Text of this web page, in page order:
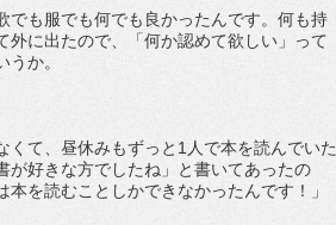
でも服でも何でも良かったんです。何も持
外に出たので、「何か認めて欲しい」って
か。
て、昼休みもずっと1人で本を読んでいた
が好きな方でしたね」と書いてあったの
を読むことしかできなかったんです！」